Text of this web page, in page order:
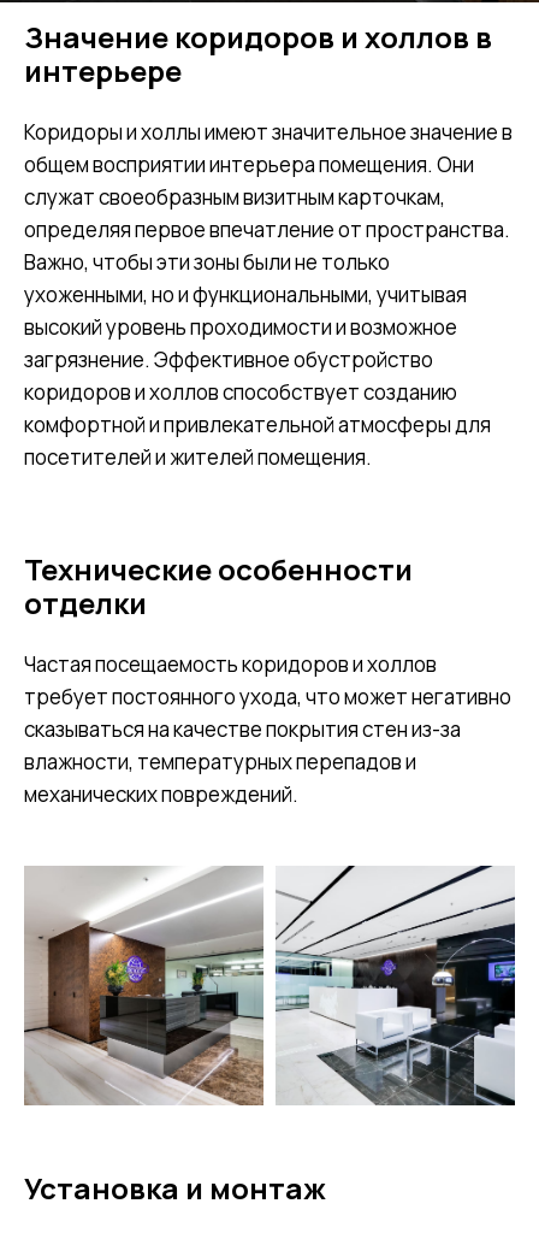
Значение коридоров и холлов в
интерьере
Коридоры и холлы имеют значительное значение в
общем восприятии интерьера помещения. Они
служат своеобразным визитным карточкам,
определяя первое впечатление от пространства.
Важно, чтобы эти зоны были не только
ухоженными, но и функциональными, учитывая
высокий уровень проходимости и возможное
загрязнение. Эффективное обустройство
коридоров и холлов способствует созданию
комфортной и привлекательной атмосферы для
посетителей и жителей помещения.
Технические особенности
отделки
Частая посещаемость коридоров и холлов
требует постоянного ухода, что может негативно
сказываться на качестве покрытия стен из-за
влажности, температурных перепадов и
механических повреждений.
Установка и монтаж